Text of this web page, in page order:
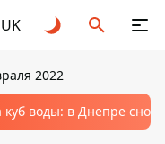
UK
2022
куб воды: в Днепре